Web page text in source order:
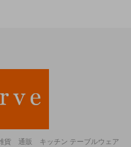
貨 通販 キッチン テーブルウェア